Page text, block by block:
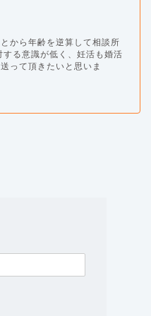
から年齢を逆算して相談所
る意識が低く、妊活も婚活
って頂きたいと思いま